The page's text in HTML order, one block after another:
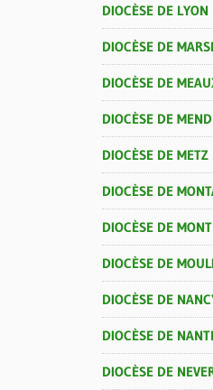
DIOCÈSE DE LYON
DIOCÈSE DE
DIOCÈSE DE
DIOCÈSE DE
DIOCÈSE DE METZ
DIOCÈSE DE
DIOCÈSE DE
DIOCÈSE DE
DIOCÈSE DE
DIOCÈSE DE
DIOCÈSE DE